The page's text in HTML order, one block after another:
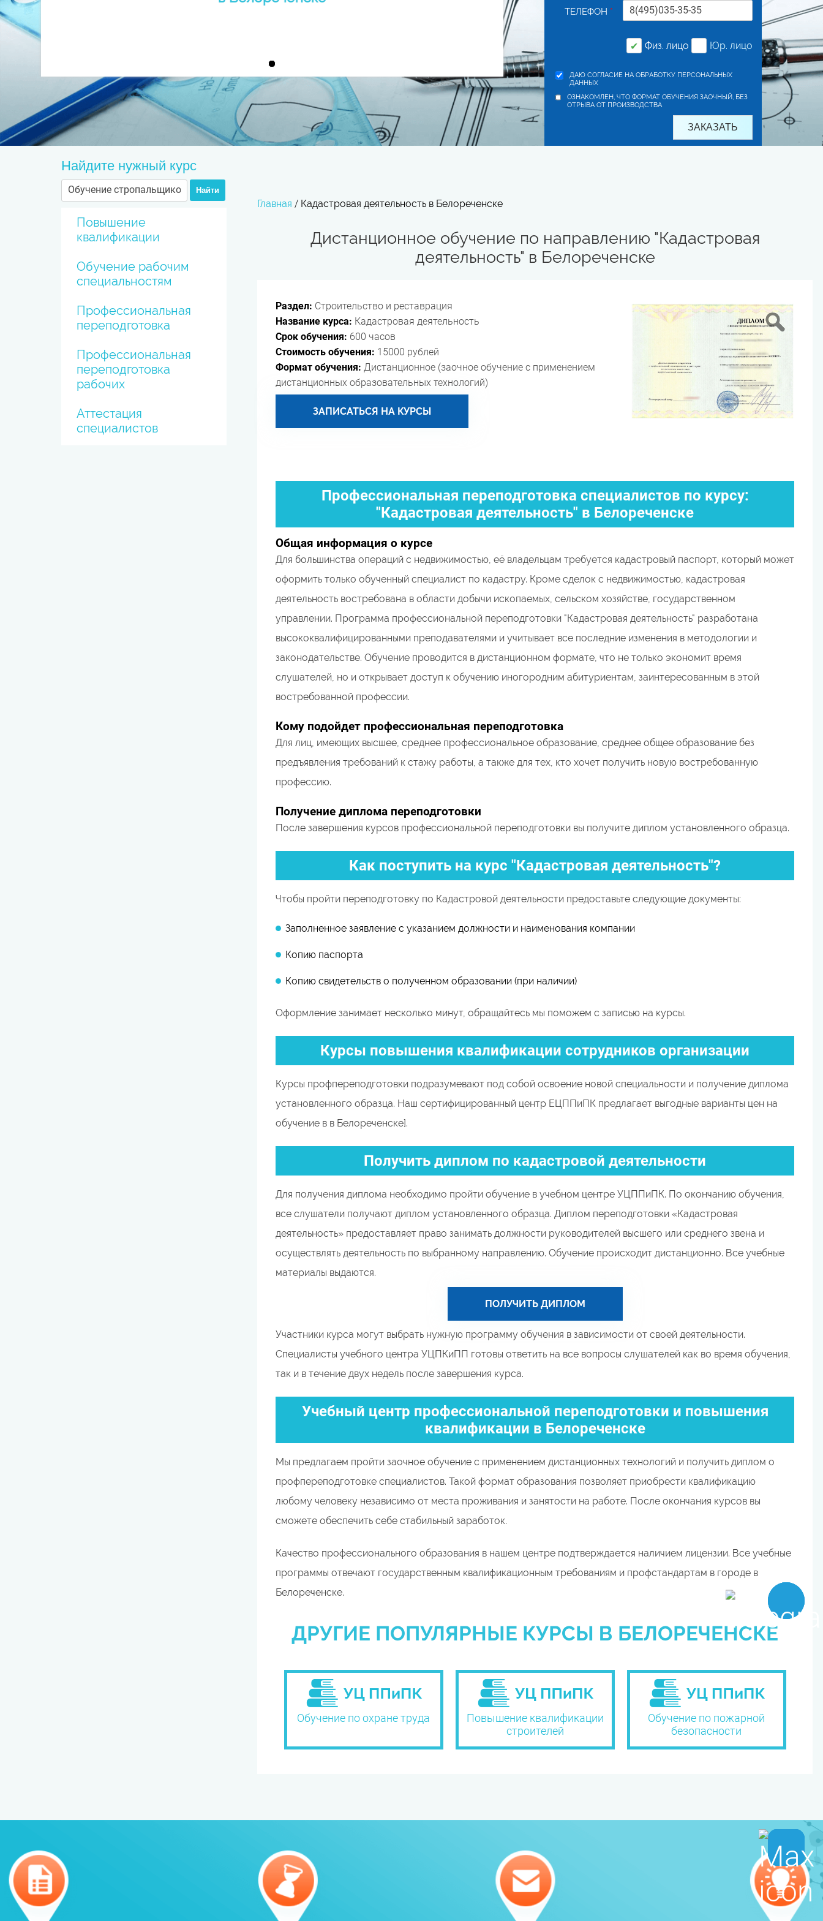
ТЕЛЕФОН *
✔ Физ. лицо Юр. лицо
ДАЮ СОГЛАСИЕ НА ОБРАБОТКУ ПЕРСОНАЛЬНЫХ
ДАННЫХ
ОЗНАКОМЛЕН, ЧТО ФОРМАТ ОБУЧЕНИЯ ЗАОЧНЫЙ, БЕЗ
ОТРЫВА ОТ ПРОИЗВОДСТВА
Найдите нужный курс
Найти
Повышение
квалификации
Обучение рабочим
специальностям
Профессиональная
переподготовка
Профессиональная
переподготовка
рабочих
Аттестация
специалистов
Главная / Кадастровая деятельность в Белореченске
Дистанционное обучение по направлению "Кадастровая
деятельность" в Белореченске
Раздел: Строительство и реставрация
Название курса: Кадастровая деятельность
Срок обучения: 600 часов
Стоимость обучения: 15000 рублей
Формат обучения: Дистанционное (заочное обучение с применением
дистанционных образовательных технологий)
ЗАПИСАТЬСЯ НА КУРСЫ
Профессиональная переподготовка специалистов по курсу:
"Кадастровая деятельность" в Белореченске
Общая информация о курсе
Для большинства операций с недвижимостью, её владельцам требуется кадастровый паспорт, который может
оформить только обученный специалист по кадастру. Кроме сделок с недвижимостью, кадастровая
деятельность востребована в области добычи ископаемых, сельском хозяйстве, государственном
управлении. Программа профессиональной переподготовки "Кадастровая деятельность" разработана
высококвалифицированными преподавателями и учитывает все последние изменения в методологии и
законодательстве. Обучение проводится в дистанционном формате, что не только экономит время
слушателей, но и открывает доступ к обучению иногородним абитуриентам, заинтересованным в этой
востребованной профессии.
Кому подойдет профессиональная переподготовка
Для лиц, имеющих высшее, среднее профессиональное образование, среднее общее образование без
предъявления требований к стажу работы, а также для тех, кто хочет получить новую востребованную
профессию.
Получение диплома переподготовки
После завершения курсов профессиональной переподготовки вы получите диплом установленного образца.
Как поступить на курс "Кадастровая деятельность"?
Чтобы пройти переподготовку по Кадастровой деятельности предоставьте следующие документы:
Заполненное заявление с указанием должности и наименования компании
Копию паспорта
Копию свидетельств о полученном образовании (при наличии)
Оформление занимает несколько минут, обращайтесь мы поможем с записью на курсы.
Курсы повышения квалификации сотрудников организации
Курсы профпереподготовки подразумевают под собой освоение новой специальности и получение диплома
установленного образца. Наш сертифицированный центр ЕЦППиПК предлагает выгодные варианты цен на
обучение в в Белореченске].
Получить диплом по кадастровой деятельности
Для получения диплома необходимо пройти обучение в учебном центре УЦППиПК. По окончанию обучения,
все слушатели получают диплом установленного образца. Диплом переподготовки «Кадастровая
деятельность» предоставляет право занимать должности руководителей высшего или среднего звена и
осуществлять деятельность по выбранному направлению. Обучение происходит дистанционно. Все учебные
материалы выдаются.
ПОЛУЧИТЬ ДИПЛОМ
Участники курса могут выбрать нужную программу обучения в зависимости от своей деятельности.
Специалисты учебного центра УЦПКиПП готовы ответить на все вопросы слушателей как во время обучения,
так и в течение двух недель после завершения курса.
Учебный центр профессиональной переподготовки и повышения
квалификации в Белореченске
Мы предлагаем пройти заочное обучение с применением дистанционных технологий и получить диплом о
профпереподготовке специалистов. Такой формат образования позволяет приобрести квалификацию
любому человеку независимо от места проживания и занятости на работе. После окончания курсов вы
сможете обеспечить себе стабильный заработок.
Качество профессионального образования в нашем центре подтверждается наличием лицензии. Все учебные
программы отвечают государственным квалификационным требованиям и профстандартам в городе в
Белореченске.
ДРУГИЕ ПОПУЛЯРНЫЕ КУРСЫ В БЕЛОРЕЧЕНСКЕ
Обучение по охране труда
Повышение квалификации
строителей
Обучение по пожарной
безопасности